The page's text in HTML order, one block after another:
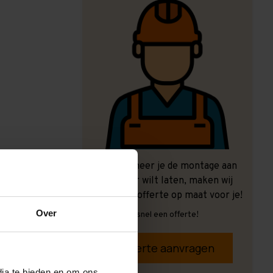
Over
Ook wanneer je de montage aan
ons over wilt laten, maken wij
graag een offerte op maat voor je!
Vrijblijvend, snel een offerte!
Offerte aanvragen